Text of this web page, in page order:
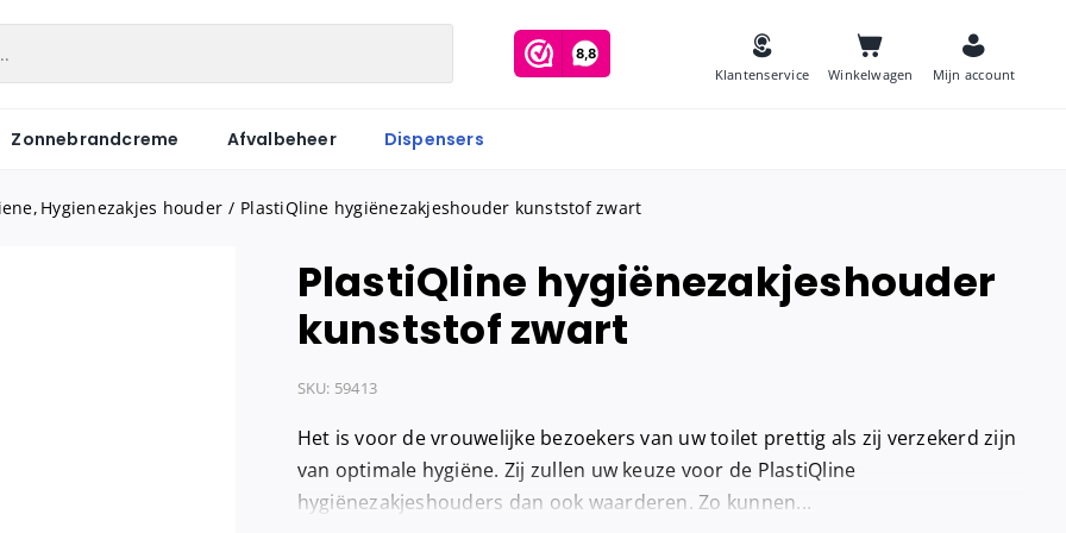
Klantenservice Winkelwagen Mijn account
Hygiënezakjes
Maandverband
Hygiënebak navulling
Hygienezakjes houder
Toiletborstels
Babyverschoontafels
Industriepapier
Onderzoeksbankrollen
Tissues
Zonnebrandcreme Afvalbeheer Dispensers
Hygienezakjes houder PlastiQline hygiënezakjeshouder kunststof zwart
PlastiQline hygiënezakjeshouder
kunststof zwart
SKU: 59413
Het is voor de vrouwelijke bezoekers van uw toilet prettig als zij verzekerd zijn
van optimale hygiëne. Zij zullen uw keuze voor de PlastiQline
hygiënezakjeshouders dan ook waarderen. Zo kunnen...